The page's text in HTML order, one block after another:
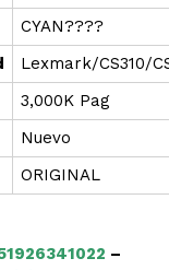
CYAN????
Lexmark/CS310/
3,000K Pag
Nuevo
ORIGINAL
–